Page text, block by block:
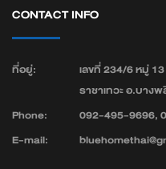
CONTACT INFO
ที่อยู่:
เลขที่ 234/6 หมู่
ราชาเทวะ อ.บาง
Phone:
092-495-9696,
E-mail: